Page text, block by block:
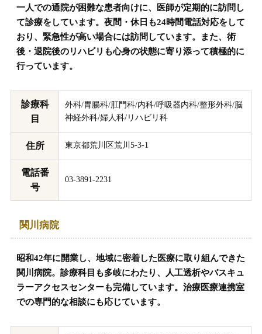
一人での通院が困難な患者向けに、医師が定期的に訪問し
て診療をしています。夜間・休日も24時間電話対応をして
おり、緊急性が高い場合には訪問しています。また、術
後・退院後のリハビリも心身の状態に寄り添って積極的に
行っています。
診療科
目
外科/胃腸科/肛門科/内科/呼吸器内科/整形外科/脳
神経外科/婦人科/リハビリ科
住所 東京都荒川区荒川5-3-1
電話番
号
03-3891-2231
関川病院
昭和42年に開業し、地域に密着した医療に取り組んできた
関川病院。診療科目も多岐にわたり、人工透析やバスキュ
ラーアクセスセンターも完備しています。治療医療連携室
での専門的な相談にも応じています。